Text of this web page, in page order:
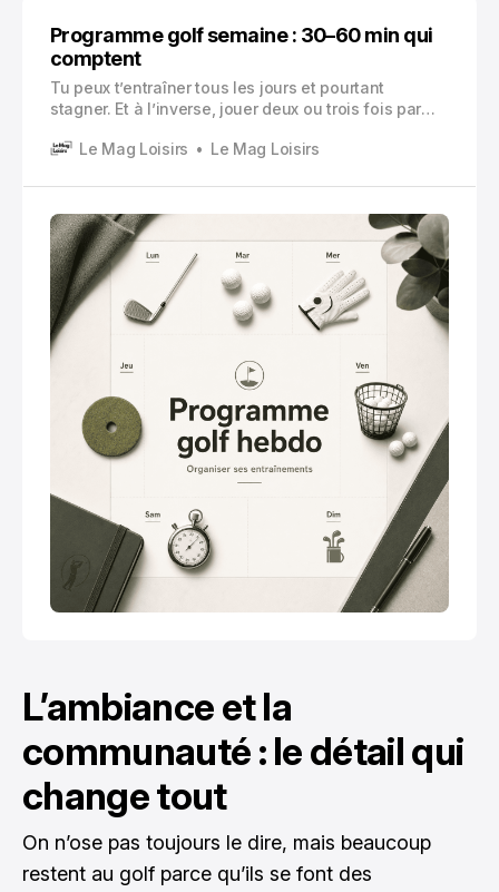
Programme golf semaine : 30–60 min qui
comptent
Tu peux t’entraîner tous les jours et pourtant
stagner. Et à l’inverse, jouer deux ou trois fois par
pas la motivation. C’est l’organisation.
Le Mag Loisirs Le Mag Loisirs
L’ambiance et la
communauté : le détail qui
change tout
On n’ose pas toujours le dire, mais beaucoup
restent au golf parce qu’ils se font des